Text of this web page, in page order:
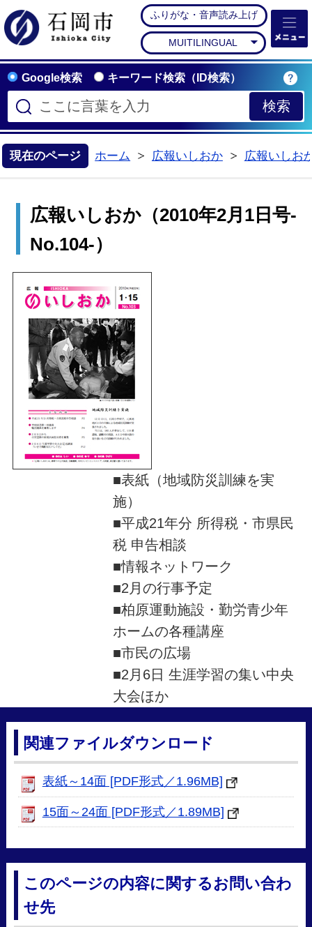
石岡市公式ホームペー
ふりがな・音声読み上げ
MUITILINGUAL
Google検索 キーワード検索（ID検索）
現在のページ ホーム
広報いしおか
広報いしお
広報いしおか（2010年2月1日号-
No.104-）
■表紙（地域防災訓練を実
施）
■平成21年分 所得税・市県民
税 申告相談
■情報ネットワーク
■2月の行事予定
■柏原運動施設・勤労青少年
ホームの各種講座
■市民の広場
■2月6日 生涯学習の集い中央
大会ほか
関連ファイルダウンロード
表紙～14面 [PDF形式／1.96MB]
15面～24面 [PDF形式／1.89MB]
このページの内容に関するお問い合わ
せ先